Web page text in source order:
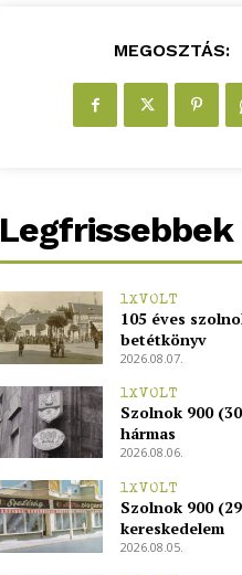
MEGOSZTÁS:
Legfrissebbek
1XVOLT
105 éves
betétkönyv
2026.08.07.
1XVOLT
Szolnok 900
hármas
2026.08.06.
1XVOLT
Szolnok 900
kereskedelem
2026.08.05.